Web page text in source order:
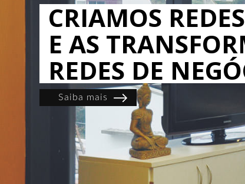
CRIAMOS
E AS
REDES DE
Saiba mais